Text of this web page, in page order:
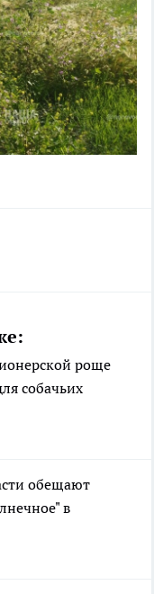
роще
собачьих
обещают
в